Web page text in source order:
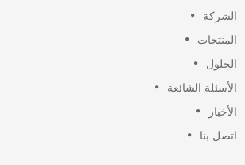
الشائعة
بنا